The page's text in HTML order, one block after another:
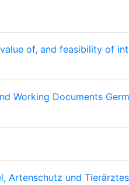
of, and feasibility of
Working Documents
Artenschutz und